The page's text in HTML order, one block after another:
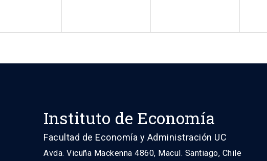
Instituto de Economía
Facultad de Economía y Administración UC
Avda. Vicuña Mackenna 4860, Macul. Santiago, Chile